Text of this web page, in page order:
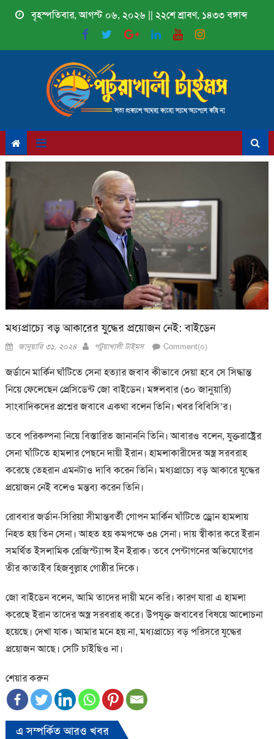
Skip
বৃহস্পতিবার, আগস্ট ০৬, ২০২৬ || ২২শে শ্রাবণ, ১৪৩৩ বঙ্গাব্দ
মধ্যপ্রাচ্যে বড় আকারের যুদ্ধের প্রয়োজন নেই: বাইডেন
Posted
জানুয়ারি ৩১, ২০২৪ Author
পটুয়াখালী টাইমস Comment(০)
জর্ডানে মার্কিন ঘাঁটিতে সেনা হত্যার জবাব কীভাবে দেয়া হবে সে সিদ্ধান্ত
নিয়ে ফেলেছেন প্রেসিডেন্ট জো বাইডেন। মঙ্গলবার (৩০ জানুয়ারি)
সাংবাদিকদের প্রশ্নের জবাবে একথা বলেন তিনি। খবর বিবিসি’র।
তবে পরিকল্পনা নিয়ে বিস্তারিত জানাননি তিনি। আবারও বলেন, যুক্তরাষ্ট্রের
সেনা ঘাঁটিতে হামলার পেছনে দায়ী ইরান। হামলাকারীদের অস্ত্র সরবরাহ
করেছে তেহরান এমনটাও দাবি করেন তিনি। মধ্যপ্রাচ্যে বড় আকারে যুদ্ধের
প্রয়োজন নেই বলেও মন্তব্য করেন তিনি।
রোববার জর্ডান-সিরিয়া সীমান্তবর্তী গোপন মার্কিন ঘাঁটিতে ড্রোন হামলায়
নিহত হয় তিন সেনা। আহত হয় কমপক্ষে ৩৪ সেনা। দায় স্বীকার করে ইরান
সমর্থিত ইসলামিক রেজিস্ট্যান্স ইন ইরাক। তবে পেন্টাগনের অভিযোগের
তীর কাতাইব হিজবুল্লাহ গোষ্ঠীর দিকে।
জো বাইডেন বলেন, আমি তাদের দায়ী মনে করি। কারণ যারা এ হামলা
করেছে ইরান তাদের অস্ত্র সরবরাহ করে। উপযুক্ত জবাবের বিষয়ে আলোচনা
হয়েছে। দেখা যাক। আমার মনে হয় না, মধ্যপ্রাচ্যে বড় পরিসরে যুদ্ধের
প্রয়োজন আছে। সেটি চাইছিও না।
শেয়ার করুন
এ সম্পর্কিত আরও খবর